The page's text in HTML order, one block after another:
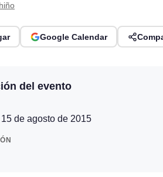
Google Calendar
del evento
de agosto de 2015